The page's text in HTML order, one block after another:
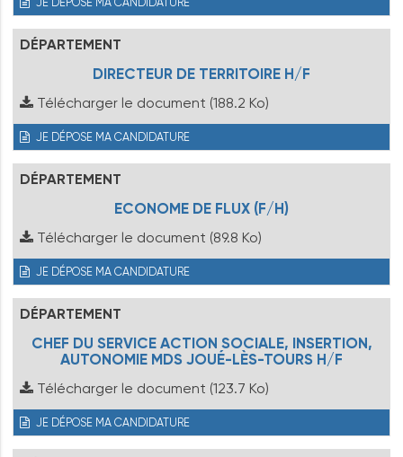
DÉPARTEMENT
DIRECTEUR DE TERRITOIRE H/F
Télécharger le document (188.2 Ko)
JE DÉPOSE MA CANDIDATURE
DÉPARTEMENT
ECONOME DE FLUX (F/H)
Télécharger le document (89.8 Ko)
JE DÉPOSE MA CANDIDATURE
DÉPARTEMENT
CHEF DU SERVICE ACTION SOCIALE, INSERTION,
AUTONOMIE MDS JOUÉ-LÈS-TOURS H/F
Télécharger le document (123.7 Ko)
JE DÉPOSE MA CANDIDATURE